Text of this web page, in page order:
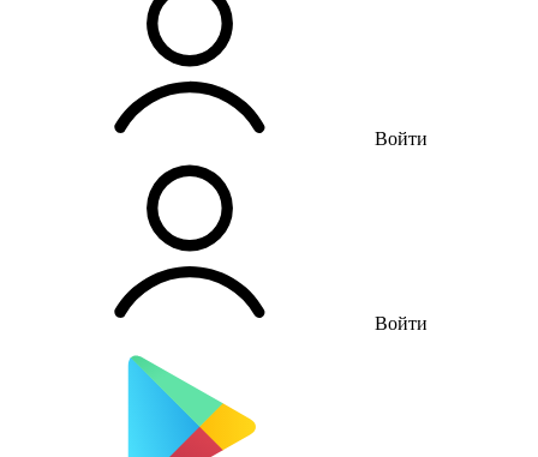
Войти
Войти